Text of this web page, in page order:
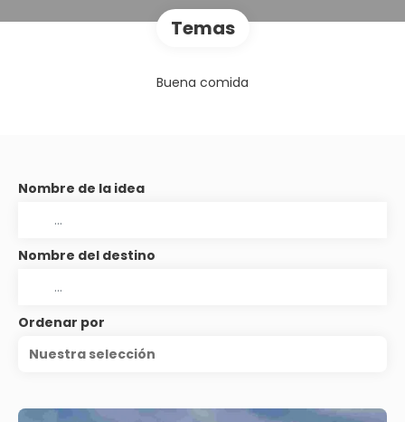
Temas
Buena comida
Nombre de la idea
Nombre del destino
Ordenar por
Nuestra selección